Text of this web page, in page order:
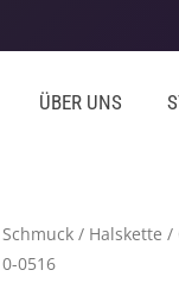
ÜBER UNS
Schmuck / Halskette /
0516